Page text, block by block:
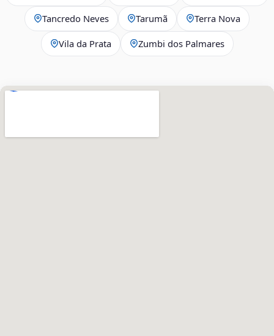
Tancredo Neves Tarumã Terra Nova
Vila da Prata Zumbi dos Palmares